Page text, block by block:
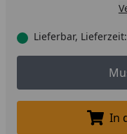
Lieferbar,
In